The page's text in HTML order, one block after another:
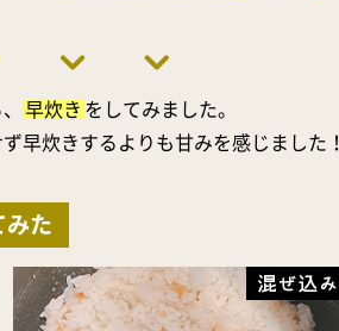
早炊き をしてみました。
早炊きするよりも甘みを感じました！
みた